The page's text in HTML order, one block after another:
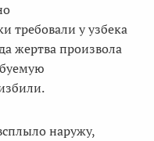
требовали у узбека
жертва произвола
наружу,